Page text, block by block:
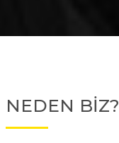
NEDEN BİZ?